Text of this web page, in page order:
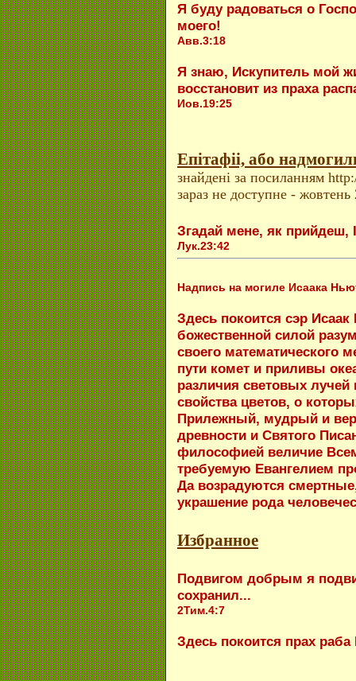
Я буду радоваться о
моего!
Авв.3:18
Я знаю, Искупитель мой
восстановит из праха
Иов.19:25
Епітафіі, або
знайдені за посиланням
зараз не доступне - жовтень
Згадай мене, як прийдеш,
Лук.23:42
Надпись на могиле Исаака
Здесь покоится сэр
божественной силой
своего математического
пути комет и приливы
различия световых
свойства цветов, о
Прилежный, мудрый и
древности и Святого
философией величие
требуемую Евангелием
Да возрадуются
украшение рода
Избранное
Подвигом добрым я
сохранил...
2Тим.4:7
Здесь покоится прах